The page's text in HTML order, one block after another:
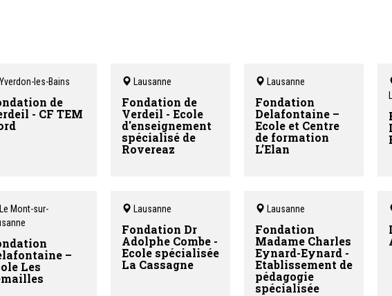
Yverdon-les-Bains
de
- CF TEM
Lausanne
Fondation de
Verdeil - Ecole
d'enseignement
spécialisé de
Rovereaz
Lausanne
Fondation
Delafontaine –
Ecole et Centre
de formation
L’Elan
Le Mont-sur-
–
Les
Lausanne
Fondation Dr
Adolphe Combe -
Ecole spécialisée
La Cassagne
Lausanne
Fondation
Madame Charles
Eynard-Eynard -
Etablissement de
pédagogie
spécialisée